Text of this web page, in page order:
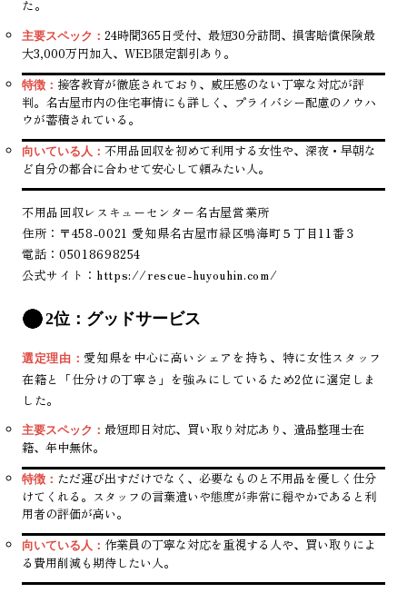
た。
主要スペック： 24時間365日受付、最短30分訪問、損害賠償保険最
大3,000万円加入、WEB限定割引あり。
特徴： 接客教育が徹底されており、威圧感のない丁寧な対応が評
判。名古屋市内の住宅事情にも詳しく、プライバシー配慮のノウハ
ウが蓄積されている。
向いている人： 不用品回収を初めて利用する女性や、深夜・早朝な
ど自分の都合に合わせて安心して頼みたい人。
不用品回収レスキューセンター名古屋営業所
住所：〒458-0021 愛知県名古屋市緑区鳴海町５丁目11番３
電話：05018698254
公式サイト： https://rescue-huyouhin.com/
2位：グッドサービス
選定理由：愛知県を中心に高いシェアを持ち、特に女性スタッフ
在籍と「仕分けの丁寧さ」を強みにしているため2位に選定しま
した。
主要スペック： 最短即日対応、買い取り対応あり、遺品整理士在
籍、年中無休。
特徴： ただ運び出すだけでなく、必要なものと不用品を優しく仕分
けてくれる。スタッフの言葉遣いや態度が非常に穏やかであると利
用者の評価が高い。
向いている人： 作業員の丁寧な対応を重視する人や、買い取りによ
る費用削減も期待したい人。